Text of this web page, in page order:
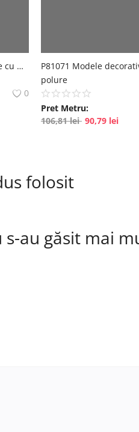
P81165 Tencuieli de perete cu model
0
polure
Pret Metru:
106,81lei 90,79 lei
folosit
s-au găsit mai